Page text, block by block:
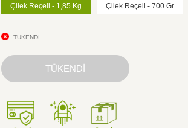
Çilek Reçeli - 1,85 Kg Çilek Reçeli - 700 Gr
TÜKENDİ
TÜKENDİ